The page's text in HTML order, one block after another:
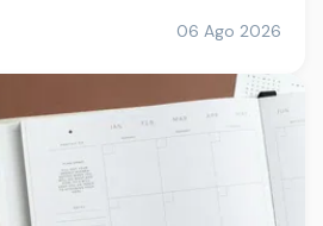
06 Ago 2026